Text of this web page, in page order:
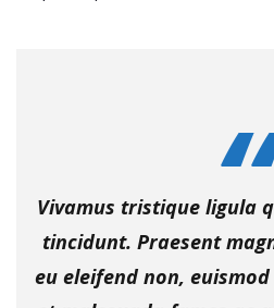
Vivamus tristique ligula
tincidunt. Praesent
eu eleifend non,